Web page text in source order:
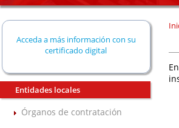
Acceda a más información con su
certificado digital
Entidades locales
Órganos de contratación